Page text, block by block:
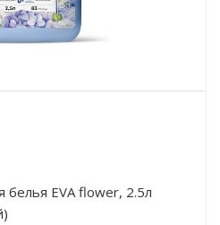
EVA flower, 2.5л